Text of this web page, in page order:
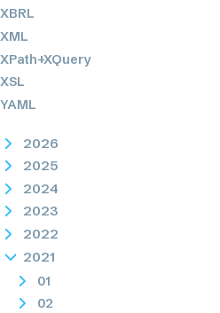
XBRL
XML
XPath+XQuery
XSL
YAML
2026
2025
2024
2023
2022
2021
01
02